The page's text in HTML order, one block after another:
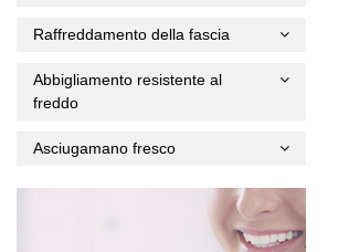
Raffreddamento della fascia
Abbigliamento resistente al
freddo
Asciugamano fresco